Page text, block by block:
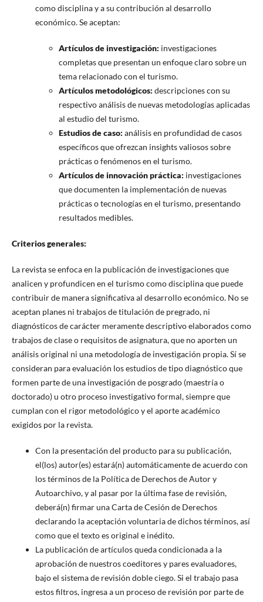
como disciplina y a su contribución al desarrollo
económico. Se aceptan:
Artículos de investigación: investigaciones
completas que presentan un enfoque claro sobre un
tema relacionado con el turismo.
Artículos metodológicos: descripciones con su
respectivo análisis de nuevas metodologías aplicadas
al estudio del turismo.
Estudios de caso: análisis en profundidad de casos
específicos que ofrezcan insights valiosos sobre
prácticas o fenómenos en el turismo.
Artículos de innovación práctica: investigaciones
que documenten la implementación de nuevas
prácticas o tecnologías en el turismo, presentando
resultados medibles.
Criterios generales:
La revista se enfoca en la publicación de investigaciones que
analicen y profundicen en el turismo como disciplina que puede
contribuir de manera significativa al desarrollo económico. No se
aceptan planes ni trabajos de titulación de pregrado, ni
diagnósticos de carácter meramente descriptivo elaborados como
trabajos de clase o requisitos de asignatura, que no aporten un
análisis original ni una metodología de investigación propia. Sí se
consideran para evaluación los estudios de tipo diagnóstico que
formen parte de una investigación de posgrado (maestría o
doctorado) u otro proceso investigativo formal, siempre que
cumplan con el rigor metodológico y el aporte académico
exigidos por la revista.
Con la presentación del producto para su publicación,
el(los) autor(es) estará(n) automáticamente de acuerdo con
los términos de la Política de Derechos de Autor y
Autoarchivo, y al pasar por la última fase de revisión,
deberá(n) firmar una Carta de Cesión de Derechos
declarando la aceptación voluntaria de dichos términos, así
como que el texto es original e inédito.
La publicación de artículos queda condicionada a la
aprobación de nuestros coeditores y pares evaluadores,
bajo el sistema de revisión doble ciego. Si el trabajo pasa
estos filtros, ingresa a un proceso de revisión por parte de